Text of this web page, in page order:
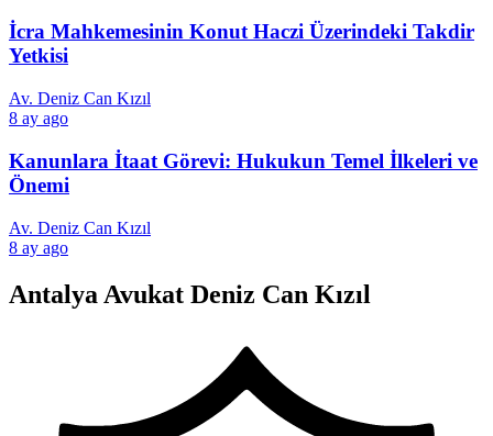
İcra Mahkemesinin Konut Haczi Üzerindeki Takdir
Yetkisi
Av. Deniz Can Kızıl
8 ay ago
Kanunlara İtaat Görevi: Hukukun Temel İlkeleri ve
Önemi
Av. Deniz Can Kızıl
8 ay ago
Antalya Avukat Deniz Can Kızıl